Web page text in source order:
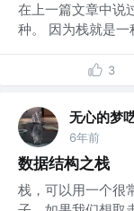
在上一篇文章中说
种。 因为栈就是一
3
无心的梦
6年前
数据结构之栈
栈，可以用一个很